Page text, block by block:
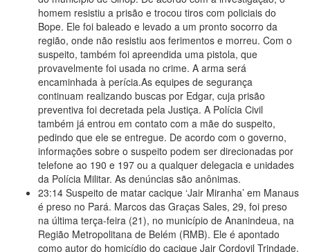
homem resistiu a prisão e trocou tiros com policiais do
Bope. Ele foi baleado e levado a um pronto socorro da
região, onde não resistiu aos ferimentos e morreu. Com o
suspeito, também foi apreendida uma pistola, que
provavelmente foi usada no crime. A arma será
encaminhada à perícia.As equipes de segurança
continuam realizando buscas por Edgar, cuja prisão
preventiva foi decretada pela Justiça. A Polícia Civil
também já entrou em contato com a mãe do suspeito,
pedindo que ele se entregue. De acordo com o governo,
informações sobre o suspeito podem ser direcionadas por
telefone ao 190 e 197 ou a qualquer delegacia e unidades
da Polícia Militar. As denúncias são anônimas.
23:14 Suspeito de matar cacique ‘Jair Miranha’ em Manaus
é preso no Pará. Marcos das Graças Sales, 29, foi preso
na última terça-feira (21), no município de Ananindeua, na
Região Metropolitana de Belém (RMB). Ele é apontado
como autor do homicídio do cacique Jair Cordovil Trindade,